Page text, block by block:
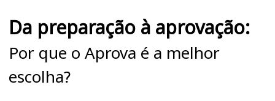
Da preparação à aprovação:
Por que o Aprova é a melhor
escolha?